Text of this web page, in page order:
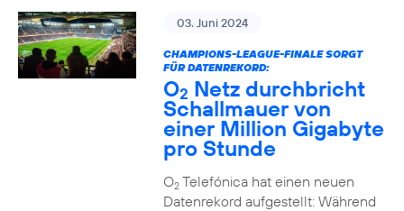
03. Juni 2024
CHAMPIONS-LEAGUE-FINALE SORGT
FÜR DATENREKORD:
O2 Netz durchbricht
Schallmauer von
einer Million Gigabyte
pro Stunde
O2Telefónica hat einen neuen
Datenrekord aufgestellt: Während